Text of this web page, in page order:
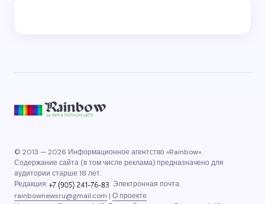
© 2013 — 2026 Информационное агентство «Rainbow».
Содержание сайта (в том числе реклама) предназначено для
аудитории старше 18 лет.
Редакция:
Электронная почта:
rainbownewsru@gmail.com | О проекте